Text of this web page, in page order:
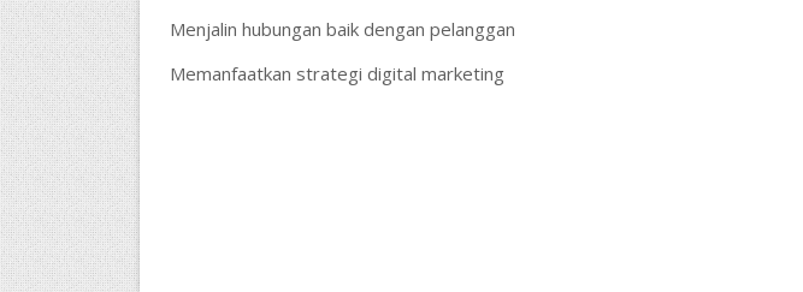
Menjalin hubungan baik dengan pelanggan
Memanfaatkan strategi digital marketing